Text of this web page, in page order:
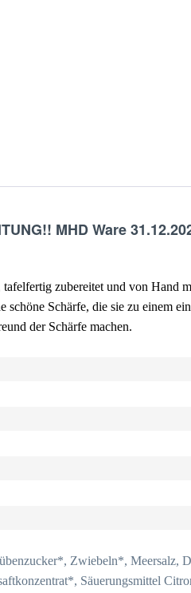
MHD Ware
zubereitet und von Hand
schöne Schärfe, die sie zu einem
der Schärfe machen.
Zwiebeln*, Meersalz,
Säuerungsmittel